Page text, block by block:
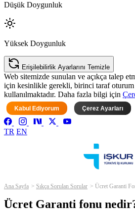
Düşük Doygunluk
Yüksek Doygunluk
Erişilebilirlik Ayarlarını Temizle
Web sitemizde sunulan ve açıkça talep
için kesinlikle gerekli, birinci taraf oturum
kullanılmaktadır. Daha fazla bilgi için
Kabul Ediyorum Çerez Ayarları
TR EN
Ana Sayfa Sıkça Sorulan Sorular Ücret Garanti
Ücret Garanti fonu